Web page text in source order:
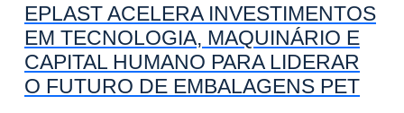
EPLAST ACELERA INVESTIMENTOS
EM TECNOLOGIA, MAQUINÁRIO E
CAPITAL HUMANO PARA LIDERAR
O FUTURO DE EMBALAGENS PET